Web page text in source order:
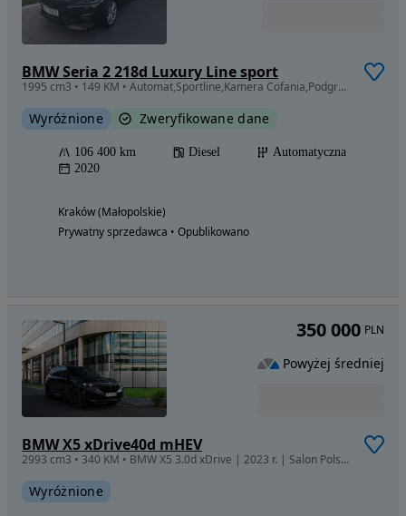
BMW Seria 2 218d Luxury Line sport
1995 cm3 • 149 KM • Automat,Sportline,Kamera Cofania,Podgrzewane Fotele,Serwisowany
Wyróżnione Zweryfikowane dane
106 400 km Diesel
Automatyczna
2020
Kraków (Małopolskie)
Prywatny sprzedawca • Opublikowano
BMW X5 xDrive40d mHEV
2993 cm3 • 340 KM • BMW X5 3.0d xDrive | 2023 r. | Salon Polska | 1 Właściciel | Bezwypadk
Wyróżnione
350 000 PLN
Powyżej średniej